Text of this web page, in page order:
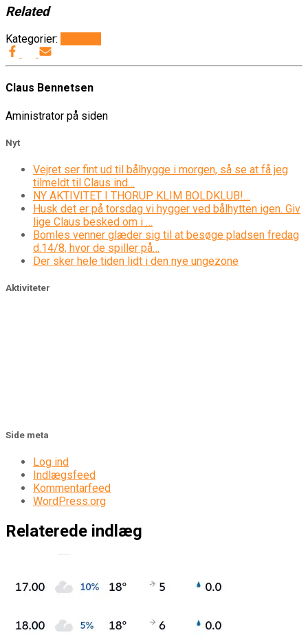
Related
Kategorier:
Claus Bennetsen
Aministrator på siden
Nyt
Vejret ser fint ud til bålhygge i morgen, så se at få jeg
tilmeldt til Claus ind…
NY AKTIVITET I THORUP KLIM BOLDKLUB!…
Husk det er på torsdag vi hygger ved bålhytten igen. Giv
lige Claus besked om i …
Bomles venner glæder sig til at besøge pladsen fredag
d.14/8, hvor de spiller på…
Der sker hele tiden lidt i den nye ungezone
Aktiviteter
Side meta
Log ind
Indlægsfeed
Kommentarfeed
WordPress.org
Relaterede indlæg